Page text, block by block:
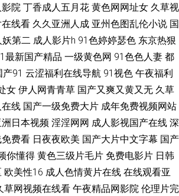
在线18岁黄色aaa 97青青草 国产人人操人人 日本
人一精品 百度电影在线观看 欧美视频第6页 91白丝
看的网站 婷婷中文综合导航 91免费网站在线观看
男网址 午夜精品 97在线观看 久久草网址 91颜色的
影网站官网 91网站在线免费下载 国厂黄色 青青河
线永久免费观看网站 久久9热视频 搜搜bt磁力搜索
院 丁香成人五月花 黄色网网址女 久草视
线看 久久亚洲人成 亚州色图乱伦小说 国
妖第二 成人影片h 91色婷婷瑟色 东京热狠
最新国产精品 一级黄色网 91色色人妻 都
91 云涩福利在线导航 91视色 午夜福利
女 伊人网青青草 国产又爽又黄又无 久草
线 国产一级免费大片 成年免费视频网站
洲日本视频 淫淫网网 成人影视国产在线 深
费看 日夜夜欧美 国产大片中文字幕 国产
你懂得 黄色三级片毛片 免费电影片 日韩
欧美性16 成人色情黄片在线 在线观看亚
草网视频在线看 午夜精品网影院 伦理片完